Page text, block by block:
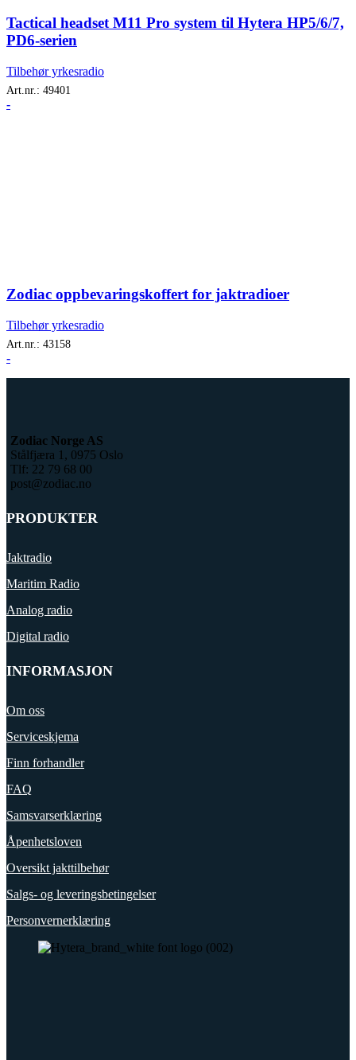
Tactical headset M11 Pro system til Hytera HP5/6/7,
PD6-serien
Tilbehør yrkesradio
Art.nr.: 49401
-
Zodiac oppbevaringskoffert for jaktradioer
Tilbehør yrkesradio
Art.nr.: 43158
-
Zodiac Norge AS
Stålfjæra 1, 0975 Oslo
Tlf: 22 79 68 00
post@zodiac.no
PRODUKTER
Jaktradio
Maritim Radio
Analog radio
Digital radio
INFORMASJON
Om oss
Serviceskjema
Finn forhandler
FAQ
Samsvarserklæring
Åpenhetsloven
Oversikt jakttilbehør
Salgs- og leveringsbetingelser
Personvernerklæring